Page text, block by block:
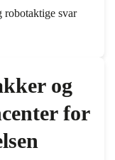
robotaktige svar
og
for